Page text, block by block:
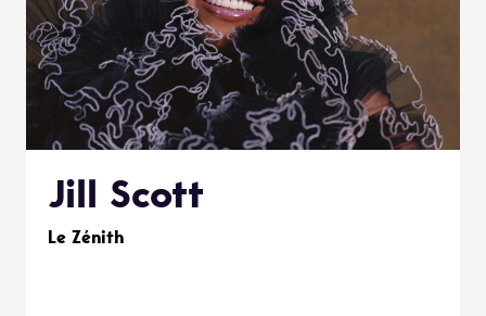
Jill Scott
Le Zénith